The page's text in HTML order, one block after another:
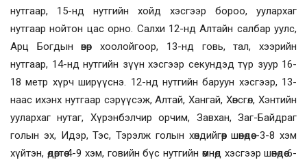
нутгаар, 15-нд нутгийн хойд хэсгээр бороо, уулархаг
нутгаар нойтон цас орно. Салхи 12-нд Алтайн салбар уулс,
Арц Богдын өвөр хоолойгоор, 13-нд говь, тал, хээрийн
нутгаар, 14-нд нутгийн зүүн хэсгээр секундэд түр зуур 16-
18 метр хүрч ширүүснэ. 12-нд нутгийн баруун хэсгээр, 13-
наас ихэнх нутгаар сэрүүсэж, Алтай, Хангай, Хөвсгөл, Хэнтийн
уулархаг нутаг, Хүрэнбэлчир орчим, Завхан, Заг-Байдраг
голын эх, Идэр, Тэс, Тэрэлж голын хөндийгөөр шөнөдөө -3-8 хэм
хүйтэн, өдөртөө 4-9 хэм, говийн бүс нутгийн өмнөд хэсгээр шөнөдөө 6-